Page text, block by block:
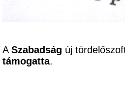
A Szabadság új
támogatta.